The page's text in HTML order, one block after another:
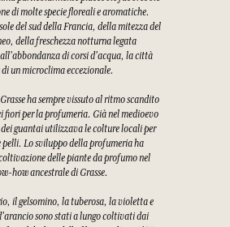
di molte specie floreali e aromatiche.
del sud della Francia, della mitezza del
della freschezza notturna legata
di corsi d'acqua, la città
di un microclima eccezionale.
ha sempre vissuto al ritmo scandito
fiori per la profumeria. Già nel medioevo
guantai utilizzava le colture locali per
pelli. Lo sviluppo della profumeria ha
delle piante da profumo nel
how ancestrale di Grasse.
il gelsomino, la tuberosa, la violetta e
sono stati a lungo coltivati dai